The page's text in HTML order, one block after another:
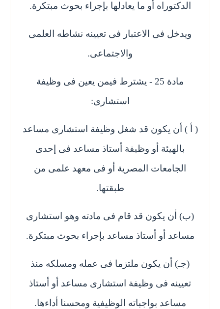
الدكتوراه أو ما يعادلها بإجراء بحوث مبتكرة.
ويدخل فى الاعتبار فى تعيينه نشاطه العلمى
والاجتماعى.
مادة 25 - يشترط فيمن يعين فى وظيفة
استشارى:
( أ ) أن يكون قد شغل وظيفة استشارى مساعد
بالهيئة أو وظيفة أستاذ مساعد فى إحدى
الجامعات المصرية أو فى معهد علمى من
طبقتها.
(ب) أن يكون قد قام فى مادته وهو استشارى
مساعد أو أستاذ مساعد بإجراء بحوث مبتكرة.
(جـ) أن يكون ملتزما فى عمله ومسلكه منذ
تعيينه فى وظيفة استشارى مساعد أو أستاذ
مساعد بواجباته الوظيفية ومحسنا أداءها.